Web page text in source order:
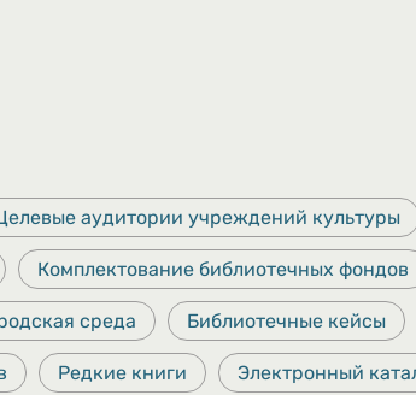
аудитории учреждений культуры
Комплектование библиотечных фондов
среда Библиотечные кейсы
Редкие книги Электронный